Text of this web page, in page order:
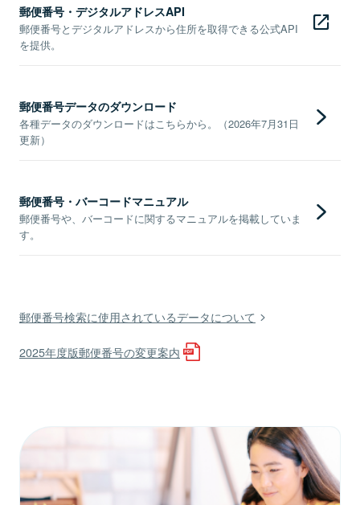
郵便番号・デジタルアドレスAPI
郵便番号とデジタルアドレスから住所を取得できる公式API
を提供。
郵便番号データのダウンロード
各種データのダウンロードはこちらから。（2026年7月31日
更新）
郵便番号・バーコードマニュアル
郵便番号や、バーコードに関するマニュアルを掲載していま
す。
郵便番号検索に使用されているデータについて
2025年度版郵便番号の変更案内